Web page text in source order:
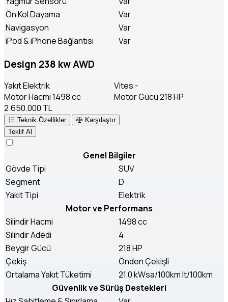
Ön Kol Dayama
Var
Navigasyon
Var
iPod & iPhone Bağlantısı
Var
Design 238 kw AWD
YakıtElektrik Vites -
Motor Hacmi1498 cc Motor Gücü218 HP
2.650.000 TL
Teknik Özellikler
Karşılaştır
Teklif Al
Genel Bilgiler
Gövde Tipi
SUV
Segment
D
Yakıt Tipi
Elektrik
Motor ve Performans
Silindir Hacmi
1498 cc
Silindir Adedi
4
Beygir Gücü
218 HP
Çekiş
Önden Çekişli
Ortalama Yakıt Tüketimi
21.0 kWsa/100km lt/100km
Güvenlik ve Sürüş Destekleri